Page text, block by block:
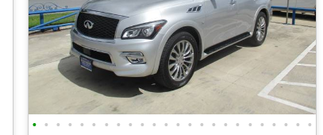
• • • • • • • • • • • • • • • • • • • • • • • •